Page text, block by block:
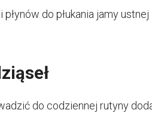
do płukania jamy
do codziennej rutyny